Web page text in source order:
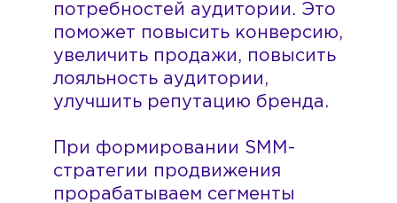
потребностей аудитории. Это
поможет повысить конверсию,
увеличить продажи, повысить
лояльность аудитории,
улучшить репутацию бренда.
При формировании SMM-
стратегии продвижения
прорабатываем сегменты